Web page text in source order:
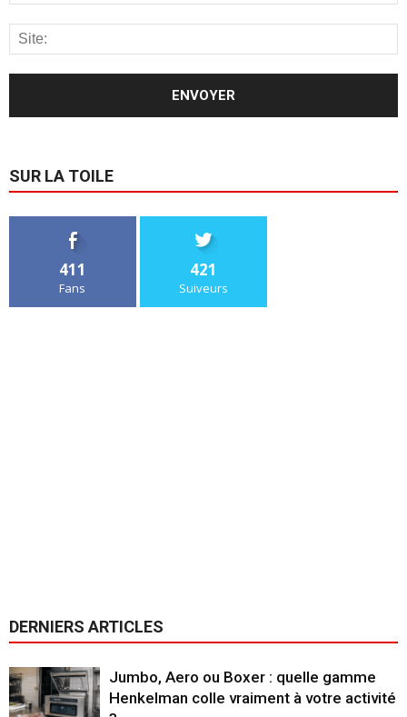
SUR LA TOILE
411
Fans
421
Suiveurs
DERNIERS ARTICLES
Jumbo, Aero ou Boxer : quelle gamme
Henkelman colle vraiment à votre activité